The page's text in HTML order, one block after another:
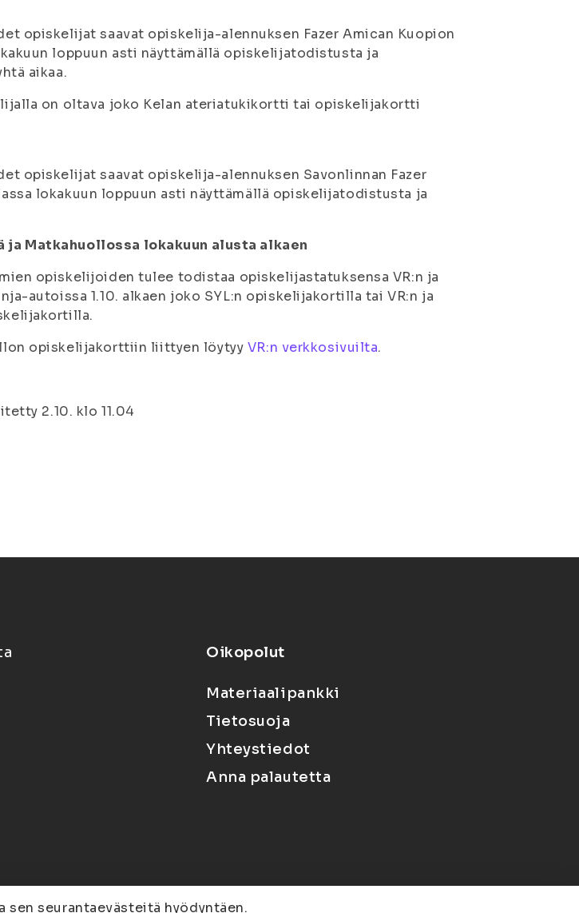
opiskelijat saavat opiskelija-alennuksen Fazer Amican Kuopion
loppuun asti näyttämällä opiskelijatodistusta ja
aikaa.
on oltava joko Kelan ateriatukikortti tai opiskelijakortti
opiskelijat saavat opiskelija-alennuksen Savonlinnan Fazer
lokakuun loppuun asti näyttämällä opiskelijatodistusta ja
ja Matkahuollossa lokakuun alusta alkaen
opiskelijoiden tulee todistaa opiskelijastatuksensa VR:n ja
autoissa 1.10. alkaen joko SYL:n opiskelijakortilla tai VR:n ja
opiskelijakorttiin liittyen löytyy VR:n verkkosivuilta.
2.10. klo 11.04
Oikopolut
Materiaalipankki
Tietosuoja
Yhteystiedot
Anna palautetta
seurantaevästeitä hyödyntäen.